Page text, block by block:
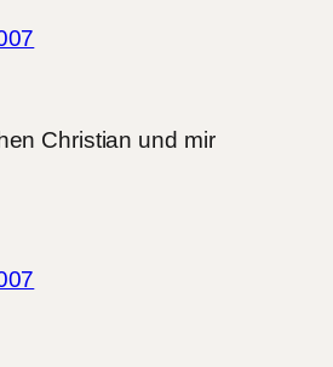
Christian und mir